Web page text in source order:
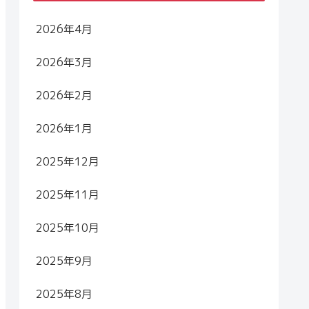
2026年4月
2026年3月
2026年2月
2026年1月
2025年12月
2025年11月
2025年10月
2025年9月
2025年8月